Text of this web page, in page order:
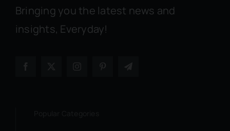
Bringing you the latest news and
insights, Everyday!